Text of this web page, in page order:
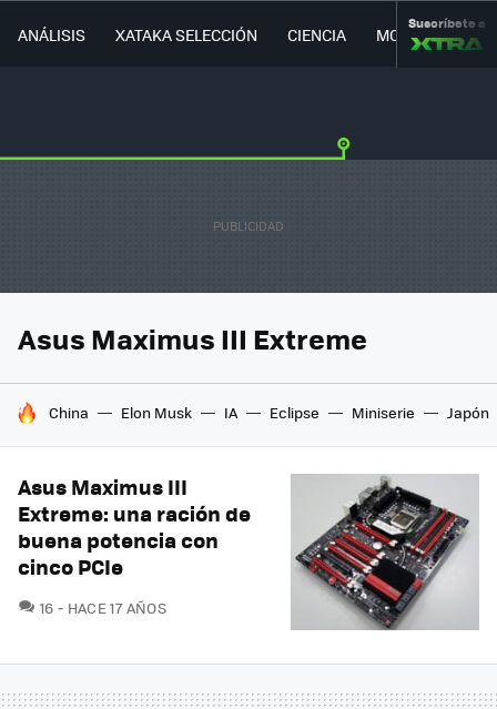
ANÁLISIS XATAKA SELECCIÓN CIENCIA MOVILIDAD
Suscríbete a
Asus Maximus III Extreme
HOY SE HABLA DE
China Elon Musk IA Eclipse Miniserie Japón
Asus Maximus III
Extreme: una ración de
buena potencia con
cinco PCIe
16 COMENTARIOS
HACE 17 AÑOS